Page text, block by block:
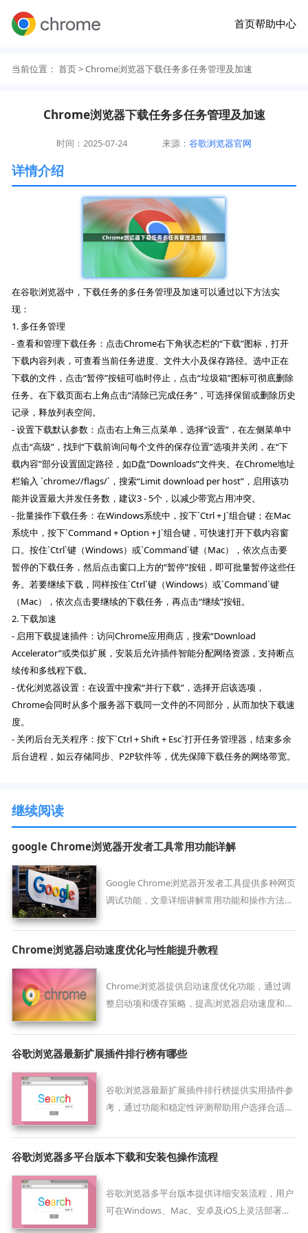
首页帮助中心
当前位置： 首页> Chrome浏览器下载任务多任务管理及加速
Chrome浏览器下载任务多任务管理及加速
时间：2025-07-24 来源：谷歌浏览器官网
详情介绍
在谷歌浏览器中，下载任务的多任务管理及加速可以通过以下方法实
现：
1. 多任务管理
- 查看和管理下载任务：点击Chrome右下角状态栏的“下载”图标，打开
下载内容列表，可查看当前任务进度、文件大小及保存路径。选中正在
下载的文件，点击“暂停”按钮可临时停止，点击“垃圾箱”图标可彻底删除
任务。在下载页面右上角点击“清除已完成任务”，可选择保留或删除历史
记录，释放列表空间。
- 设置下载默认参数：点击右上角三点菜单，选择“设置”，在左侧菜单中
点击“高级”，找到“下载前询问每个文件的保存位置”选项并关闭，在“下
载内容”部分设置固定路径，如D盘“Downloads”文件夹。在Chrome地址
栏输入 `chrome://flags/`，搜索“Limit download per host”，启用该功
能并设置最大并发任务数，建议3 - 5个，以减少带宽占用冲突。
- 批量操作下载任务：在Windows系统中，按下`Ctrl + J`组合键；在Mac
系统中，按下`Command + Option + J`组合键，可快速打开下载内容窗
口。按住`Ctrl`键（Windows）或`Command`键（Mac），依次点击要
暂停的下载任务，然后点击窗口上方的“暂停”按钮，即可批量暂停这些任
务。若要继续下载，同样按住`Ctrl`键（Windows）或`Command`键
（Mac），依次点击要继续的下载任务，再点击“继续”按钮。
2. 下载加速
- 启用下载提速插件：访问Chrome应用商店，搜索“Download
Accelerator”或类似扩展，安装后允许插件智能分配网络资源，支持断点
续传和多线程下载。
- 优化浏览器设置：在设置中搜索“并行下载”，选择开启该选项，
Chrome会同时从多个服务器下载同一文件的不同部分，从而加快下载速
度。
- 关闭后台无关程序：按下`Ctrl + Shift + Esc`打开任务管理器，结束多余
后台进程，如云存储同步、P2P软件等，优先保障下载任务的网络带宽。
继续阅读
google Chrome浏览器开发者工具常用功能详解
Google Chrome浏览器开发者工具提供多种网页
调试功能，文章详细讲解常用功能和操作方法，
网页开发和调试效率。
Chrome浏览器启动速度优化与性能提升教程
Chrome浏览器提供启动速度优化功能，通过调
整启动项和缓存策略，提高浏览器启动速度和整
谷歌浏览器最新扩展插件排行榜有哪些
谷歌浏览器最新扩展插件排行榜提供实用插件参
考，通过功能和稳定性评测帮助用户选择合适扩
谷歌浏览器多平台版本下载和安装包操作流程
谷歌浏览器多平台版本提供详细安装流程，用户
可在Windows、Mac、安卓及iOS上灵活部署，